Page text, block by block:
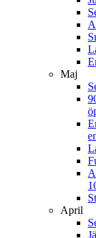
Maj
April